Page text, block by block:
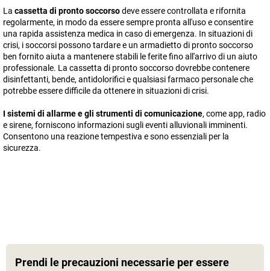
La cassetta di pronto soccorsodeve essere controllata e rifornita
regolarmente, in modo da essere sempre pronta all'uso e consentire
una rapida assistenza medica in caso di emergenza. In situazioni di
crisi, i soccorsi possono tardare e un armadietto di pronto soccorso
ben fornito aiuta a mantenere stabili le ferite fino all'arrivo di un aiuto
professionale. La cassetta di pronto soccorso dovrebbe contenere
disinfettanti, bende, antidolorifici e qualsiasi farmaco personale che
potrebbe essere difficile da ottenere in situazioni di crisi.
I sistemi di allarme e gli strumenti di comunicazione, come app, radio
e sirene, forniscono informazioni sugli eventi alluvionali imminenti.
Consentono una reazione tempestiva e sono essenziali per la
sicurezza.
Prendi le precauzioni necessarie per essere